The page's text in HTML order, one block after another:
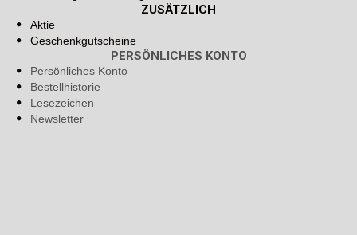
ZUSÄTZLICH
Aktie
Geschenkgutscheine
PERSÖNLICHES KONTO
Persönliches Konto
Bestellhistorie
Lesezeichen
Newsletter